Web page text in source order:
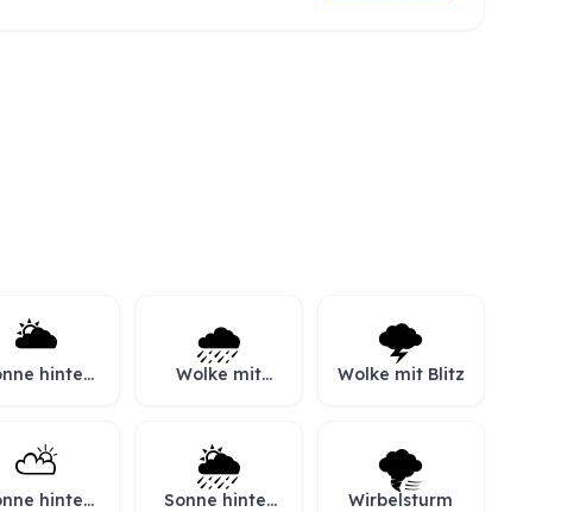
🌥️
hinter
🌧️
Wolke mit
🌩️
Wolke mit Blitz
⛅
hinter
🌦️
Sonne hinter
🌪️
Wirbelsturm